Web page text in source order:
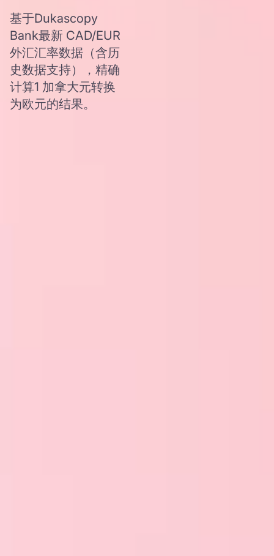
基于Dukascopy
Bank最新 CAD/EUR
外汇汇率数据（含历
史数据支持），精确
计算1 加拿大元转换
为欧元的结果。